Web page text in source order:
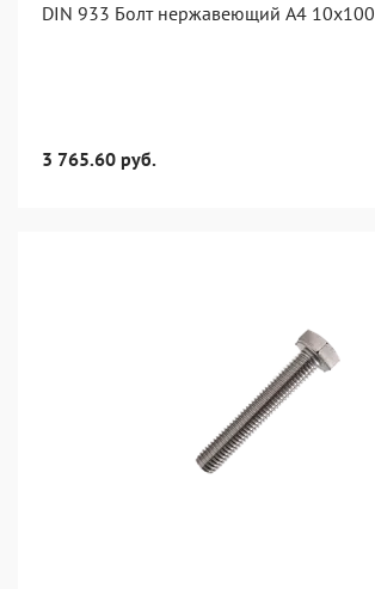
DIN 933 Болт нержавеющий А4 10х100
3 765.60 руб.